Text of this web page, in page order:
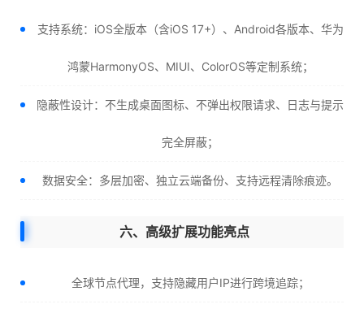
支持系统：iOS全版本（含iOS 17+）、Android各版本、华为
鸿蒙HarmonyOS、MIUI、ColorOS等定制系统；
隐蔽性设计：不生成桌面图标、不弹出权限请求、日志与提示
完全屏蔽；
数据安全：多层加密、独立云端备份、支持远程清除痕迹。
六、高级扩展功能亮点
全球节点代理，支持隐藏用户IP进行跨境追踪；